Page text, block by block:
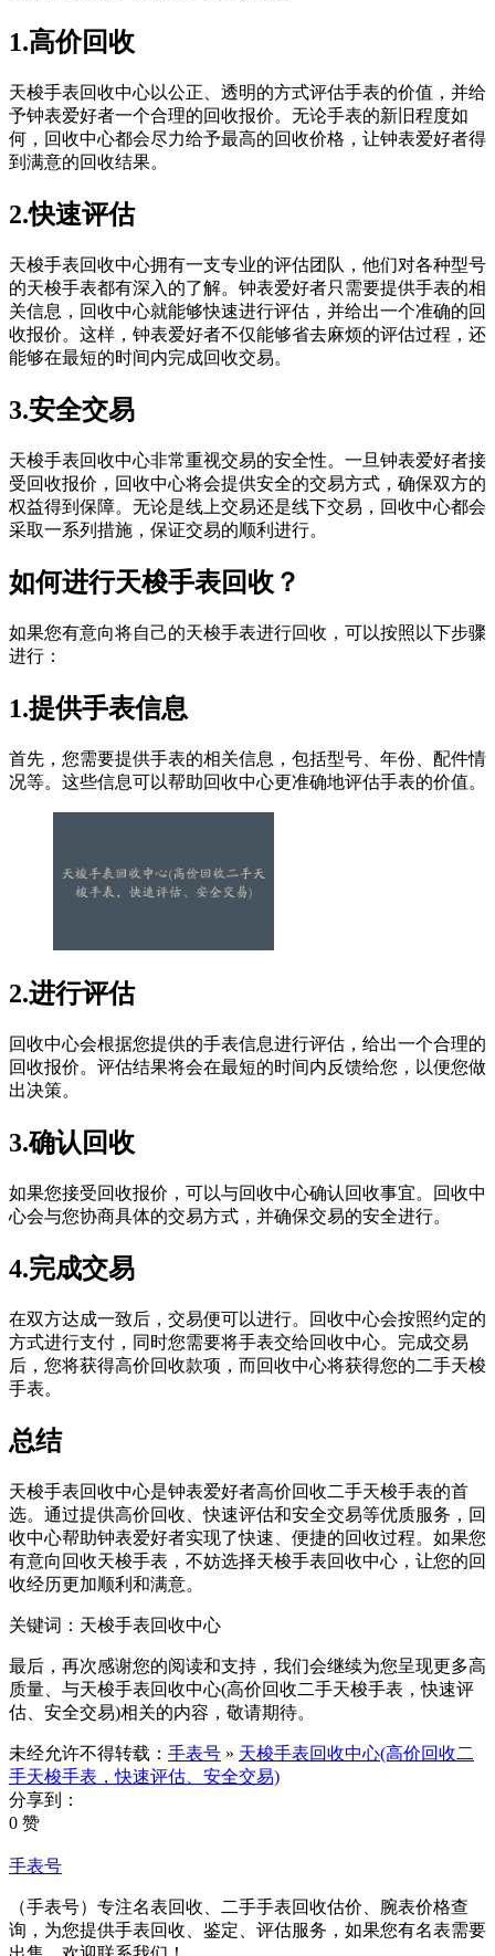
1.高价回收
天梭手表回收中心以公正、透明的方式评估手表的价值，并给
予钟表爱好者一个合理的回收报价。无论手表的新旧程度如
何，回收中心都会尽力给予最高的回收价格，让钟表爱好者得
到满意的回收结果。
2.快速评估
天梭手表回收中心拥有一支专业的评估团队，他们对各种型号
的天梭手表都有深入的了解。钟表爱好者只需要提供手表的相
关信息，回收中心就能够快速进行评估，并给出一个准确的回
收报价。这样，钟表爱好者不仅能够省去麻烦的评估过程，还
能够在最短的时间内完成回收交易。
3.安全交易
天梭手表回收中心非常重视交易的安全性。一旦钟表爱好者接
受回收报价，回收中心将会提供安全的交易方式，确保双方的
权益得到保障。无论是线上交易还是线下交易，回收中心都会
采取一系列措施，保证交易的顺利进行。
如何进行天梭手表回收？
如果您有意向将自己的天梭手表进行回收，可以按照以下步骤
进行：
1.提供手表信息
首先，您需要提供手表的相关信息，包括型号、年份、配件情
况等。这些信息可以帮助回收中心更准确地评估手表的价值。
2.进行评估
回收中心会根据您提供的手表信息进行评估，给出一个合理的
回收报价。评估结果将会在最短的时间内反馈给您，以便您做
出决策。
3.确认回收
如果您接受回收报价，可以与回收中心确认回收事宜。回收中
心会与您协商具体的交易方式，并确保交易的安全进行。
4.完成交易
在双方达成一致后，交易便可以进行。回收中心会按照约定的
方式进行支付，同时您需要将手表交给回收中心。完成交易
后，您将获得高价回收款项，而回收中心将获得您的二手天梭
手表。
总结
天梭手表回收中心是钟表爱好者高价回收二手天梭手表的首
选。通过提供高价回收、快速评估和安全交易等优质服务，回
收中心帮助钟表爱好者实现了快速、便捷的回收过程。如果您
有意向回收天梭手表，不妨选择天梭手表回收中心，让您的回
收经历更加顺利和满意。
关键词：天梭手表回收中心
最后，再次感谢您的阅读和支持，我们会继续为您呈现更多高
质量、与天梭手表回收中心(高价回收二手天梭手表，快速评
估、安全交易)相关的内容，敬请期待。
未经允许不得转载： 手表号 » 天梭手表回收中心(高价回收二
手天梭手表，快速评估、安全交易)
分享到：
0 赞
手表号
（手表号）专注名表回收、二手手表回收估价、腕表价格查
询，为您提供手表回收、鉴定、评估服务，如果您有名表需要